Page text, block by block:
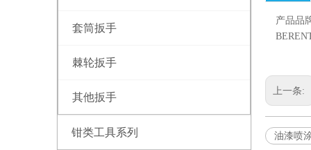
套筒扳手
棘轮扳手
其他扳手
钳类工具系列
产品品
上一条:
油漆喷